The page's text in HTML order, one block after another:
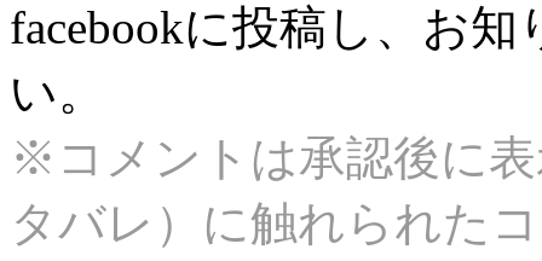
facebookに投稿し、お
い。
※コメントは承認後に
タバレ）に触れられた